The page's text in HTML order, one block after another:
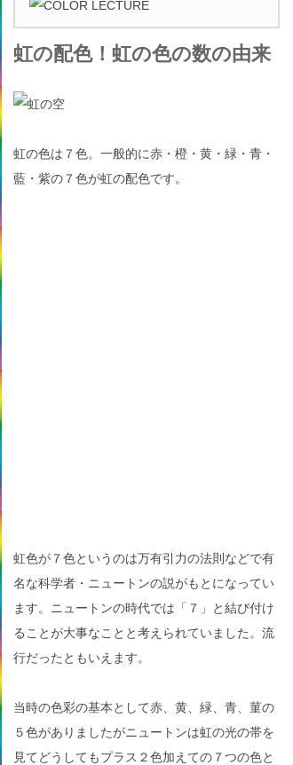
虹の配色！虹の色の数の由来
虹の色は７色。一般的に赤・橙・黄・緑・青・
藍・紫の７色が虹の配色です。
虹色が７色というのは万有引力の法則などで有
名な科学者・ニュートンの説がもとになってい
ます。ニュートンの時代では「７」と結び付け
ることが大事なことと考えられていました。流
行だったともいえます。
当時の色彩の基本として赤、黄、緑、青、菫の
５色がありましたがニュートンは虹の光の帯を
見てどうしてもプラス２色加えての７つの色と